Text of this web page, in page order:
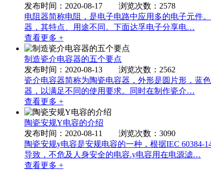
发布时间：2020-08-17 浏览次数：2578
电阻器简称电阻，是电子电路中应用多的电子元件
器，其特点、用途不同。下面达孚电子分享电…
查看更多 +
制造瓷介电容器的五个要点
发布时间：2020-08-13 浏览次数：2562
瓷介电容器​简称为陶瓷电容器，外形是圆片形，蓝
器，以满足不同的使用要求。同时在制作瓷介…
查看更多 +
陶瓷安规Y电容的介绍
发布时间：2020-08-11 浏览次数：3090
陶瓷安规y电容是安规电容的一种，根据IEC
导致，不危及人身安全的电容.y电容用在电源滤…
查看更多 +